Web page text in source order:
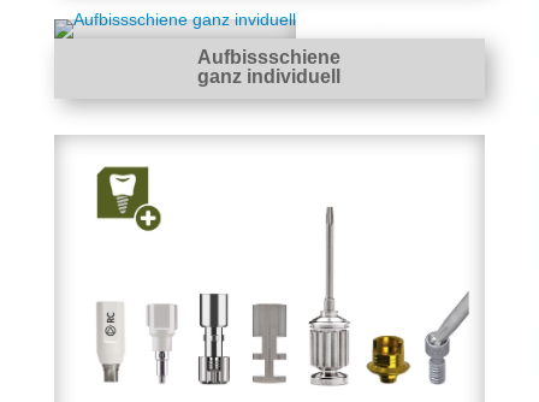
Aufbissschiene
ganz individuell